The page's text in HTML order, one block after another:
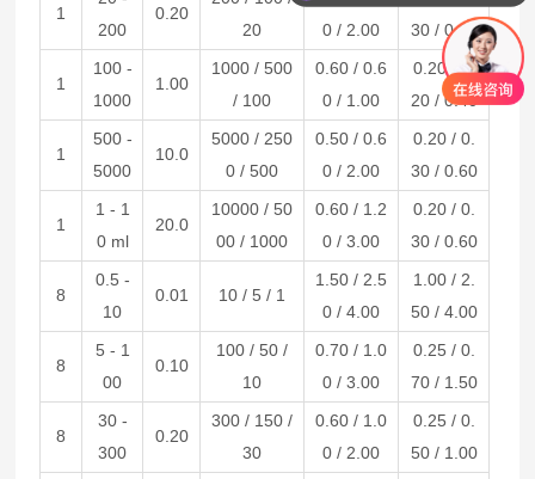
1
200
0.20
20
0 / 2.00
30 / 0.80
1
100 -
1000
1.00
1000 / 500
/ 100
0.60 / 0.6
0 / 1.00
0.20 / 0.
20 / 0.40
1
500 -
5000
10.0
5000 / 250
0 / 500
0.50 / 0.6
0 / 2.00
0.20 / 0.
30 / 0.60
1
1 - 1
0 ml
20.0
10000 / 50
00 / 1000
0.60 / 1.2
0 / 3.00
0.20 / 0.
30 / 0.60
8
0.5 -
10
0.01 10 / 5 / 1
1.50 / 2.5
0 / 4.00
1.00 / 2.
50 / 4.00
8
5 - 1
00
0.10
100 / 50 /
10
0.70 / 1.0
0 / 3.00
0.25 / 0.
70 / 1.50
8
30 -
300
0.20
300 / 150 /
30
0.60 / 1.0
0 / 2.00
0.25 / 0.
50 / 1.00